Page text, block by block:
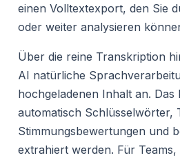
einen Volltextexport, den Sie
oder weiter analysieren
Über die reine Transkription
AI natürliche
hochgeladenen Inhalt an. Das
automatisch Schlüsselwörter,
Stimmungsbewertungen und
extrahiert werden. Für Teams,